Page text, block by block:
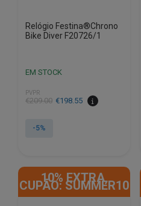
Relógio Festina®Chrono
Bike Diver F20726/1
EM STOCK
PVPR
€209.00
O
original
€198.55
O
atual
-5%
10% EXTRA,
CUPÃO: SUMMER10